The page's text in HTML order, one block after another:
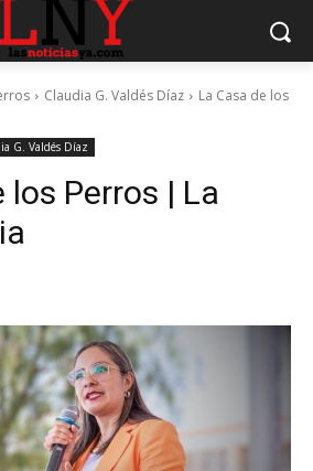
Claudia G. Valdés Díaz
La Casa de los
G. Valdés Díaz
los Perros | La